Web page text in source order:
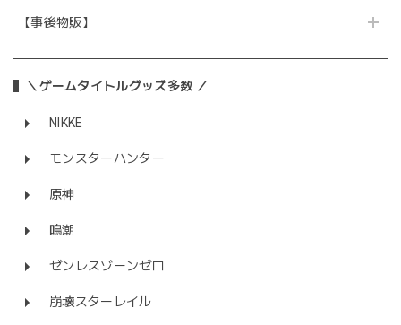
【事後物販】
＼ゲームタイトルグッズ多数 ／
NIKKE
モンスターハンター
原神
鳴潮
ゼンレスゾーンゼロ
崩壊スターレイル